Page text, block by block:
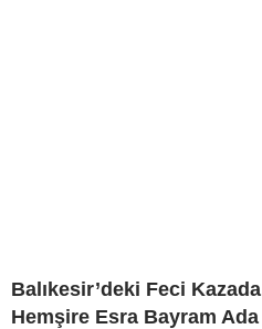
Balıkesir’deki Feci
Hemşire Esra Bayram